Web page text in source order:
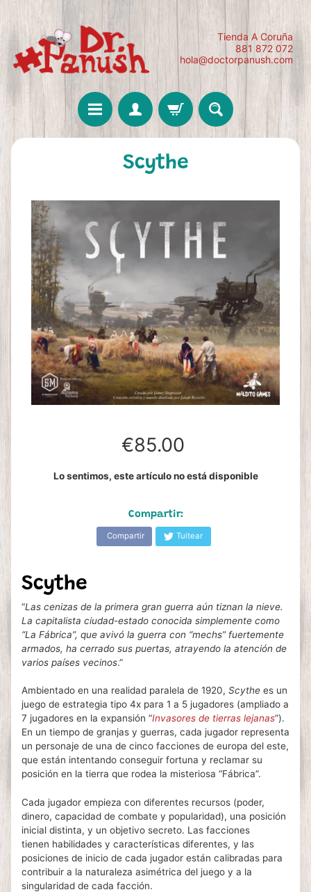
Tienda A Coruña
881 872 072
hola@doctorpanush.com
Scythe
€85.00
Lo sentimos, este artículo no está disponible
Compartir:
Compartir Tuitear
Scythe
“Las cenizas de la primera gran guerra aún tiznan la nieve.
La capitalista ciudad-estado conocida simplemente como
“La Fábrica”, que avivó la guerra con “mechs” fuertemente
armados, ha cerrado sus puertas, atrayendo la atención de
varios países vecinos.”
Ambientado en una realidad paralela de 1920, Scythe es un
juego de estrategia tipo 4x para 1 a 5 jugadores (ampliado a
7 jugadores en la expansión “Invasores de tierras lejanas“).
En un tiempo de granjas y guerras, cada jugador representa
un personaje de una de cinco facciones de europa del este,
que están intentando conseguir fortuna y reclamar su
posición en la tierra que rodea la misteriosa “Fábrica”.
Cada jugador empieza con diferentes recursos (poder,
dinero, capacidad de combate y popularidad), una posición
inicial distinta, y un objetivo secreto. Las facciones
tienen habilidades y características diferentes, y las
posiciones de inicio de cada jugador están calibradas para
contribuir a la naturaleza asimétrica del juego y a la
singularidad de cada facción.